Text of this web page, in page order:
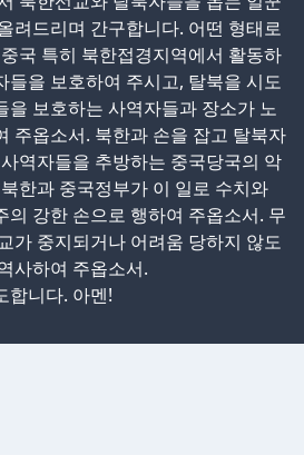
려드리며 간구합니다. 어떤 형태로
국 특히 북한접경지역에서 활동하
들을 보호하여 주시고, 탈북을 시도
을 보호하는 사역자들과 장소가 노
주옵소서. 북한과 손을 잡고 탈북자
역자들을 추방하는 중국당국의 악
북한과 중국정부가 이 일로 수치와
의 강한 손으로 행하여 주옵소서. 무
가 중지되거나 어려움 당하지 않도
사하여 주옵소서.
합니다. 아멘!